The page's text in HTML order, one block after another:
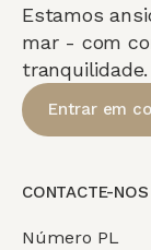
Estamos
mar - com
tranquilidade.
Entrar em
CONTACTE-NOS
Número PL